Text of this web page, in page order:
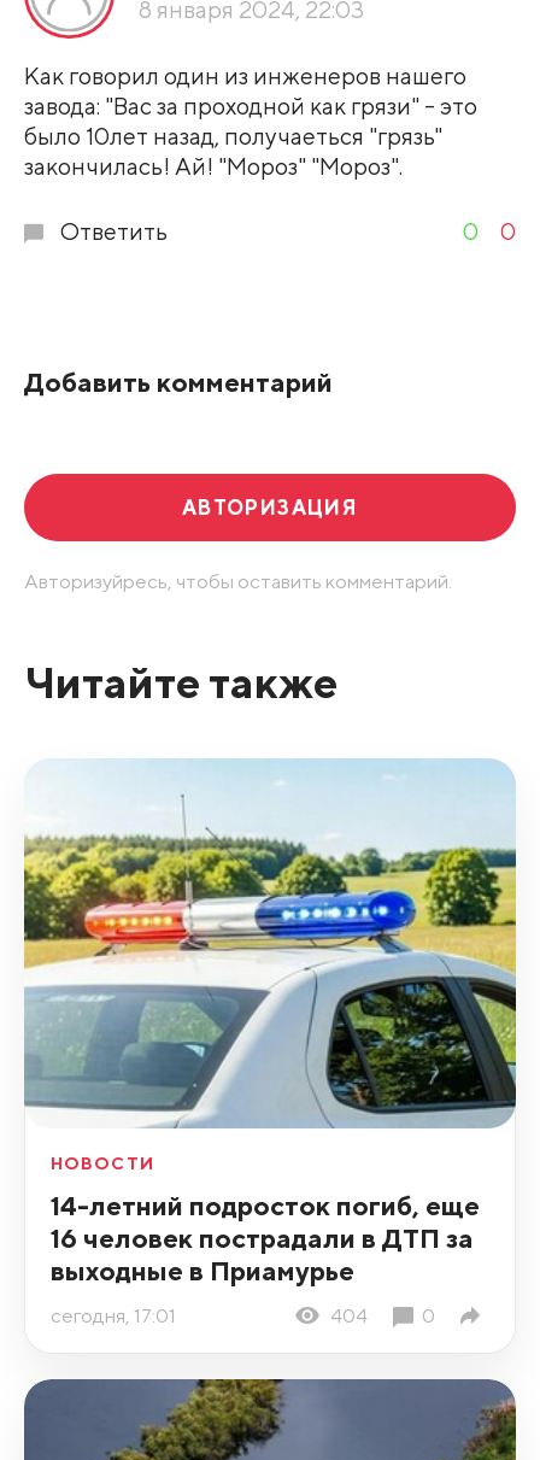
Развернуть все
8 января 2024, 22:03
Как говорил один из инженеров нашего
завода: "Вас за проходной как грязи" - это
было 10лет назад, получаеться "грязь"
закончилась! Ай! "Мороз" "Мороз".
Ответить 0 0
Добавить комментарий
АВТОРИЗАЦИЯ
Авторизуйресь, чтобы оставить комментарий.
Читайте также
НОВОСТИ
14-летний подросток погиб, еще
16 человек пострадали в ДТП за
выходные в Приамурье
сегодня, 17:01 404 0